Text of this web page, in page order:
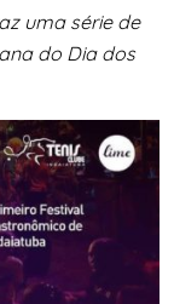
uma série de
do Dia dos